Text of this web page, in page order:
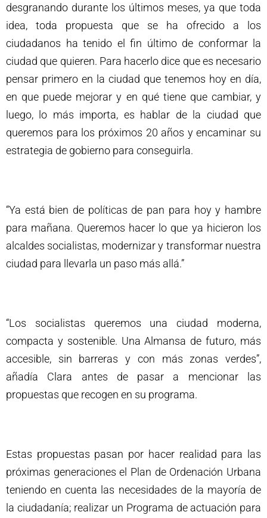
desgranando durante los últimos meses, ya que toda
idea, toda propuesta que se ha ofrecido a los
ciudadanos ha tenido el fin último de conformar la
ciudad que quieren. Para hacerlo dice que es necesario
pensar primero en la ciudad que tenemos hoy en día,
en que puede mejorar y en qué tiene que cambiar, y
luego, lo más importa, es hablar de la ciudad que
queremos para los próximos 20 años y encaminar su
estrategia de gobierno para conseguirla.
“Ya está bien de políticas de pan para hoy y hambre
para mañana. Queremos hacer lo que ya hicieron los
alcaldes socialistas, modernizar y transformar nuestra
ciudad para llevarla un paso más allá.”
“Los socialistas queremos una ciudad moderna,
compacta y sostenible. Una Almansa de futuro, más
accesible, sin barreras y con más zonas verdes”,
añadía Clara antes de pasar a mencionar las
propuestas que recogen en su programa.
Estas propuestas pasan por hacer realidad para las
próximas generaciones el Plan de Ordenación Urbana
teniendo en cuenta las necesidades de la mayoría de
la ciudadanía; realizar un Programa de actuación para